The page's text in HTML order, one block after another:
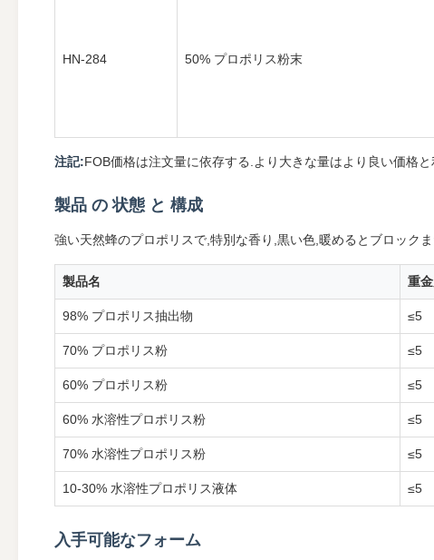
HN-284 50% プロポリス粉末
注記:FOB価格は注文量に依存する.より大きな量はより良い価格と
製品 の 状態 と 構成
強い天然蜂のプロポリスで,特別な香り,黒い色,暖めるとブロック
製品名 重
98% プロポリス抽出物 ≤5
70% プロポリス粉 ≤5
60% プロポリス粉 ≤5
60% 水溶性プロポリス粉 ≤5
70% 水溶性プロポリス粉 ≤5
10-30% 水溶性プロポリス液体 ≤5
入手可能なフォーム